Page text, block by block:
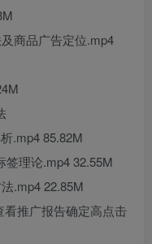
商品广告定位.mp4
.mp4 85.82M
理论.mp4 32.55M
.mp4 22.85M
推广报告确定高点击